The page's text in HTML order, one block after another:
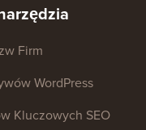
Firm
WordPress
Kluczowych SEO